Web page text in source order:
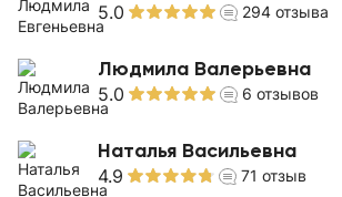
5.0 294 отзыва
Людмила Валерьевна
5.0 6 отзывов
Наталья Васильевна
4.9 71 отзыв